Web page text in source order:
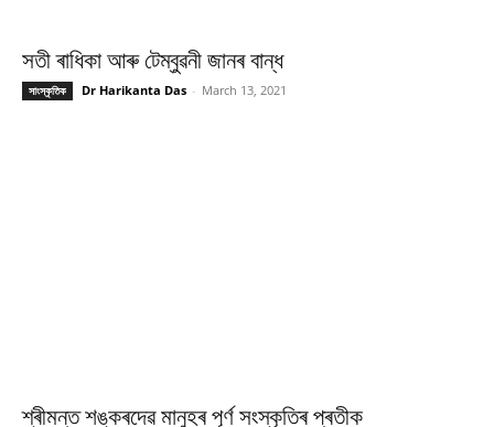
সতী ৰাধিকা আৰু টেম্বুৱনী জানৰ বান্ধ
সাংস্কৃতিক Dr Harikanta Das - March 13, 2021
শ্ৰীমন্ত শঙ্কৰদেৱ মানুহৰ পূৰ্ণ সংস্কৃতিৰ প্ৰতীক